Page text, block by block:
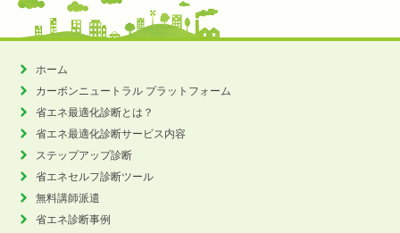
ホーム
カーボンニュートラル プラットフォーム
省エネ最適化診断とは？
省エネ最適化診断サービス内容
ステップアップ診断
省エネセルフ診断ツール
無料講師派遣
省エネ診断事例